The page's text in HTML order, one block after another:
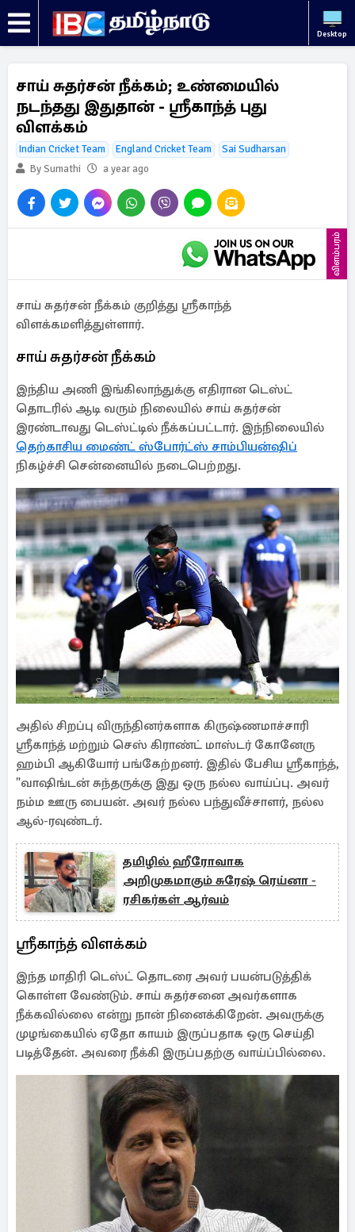
Desktop
சாய் சுதர்சன் நீக்கம்; உண்மையில்
நடந்தது இதுதான் - ஸ்ரீகாந்த் புது
விளக்கம்
Indian Cricket Team England Cricket Team
Sai Sudharsan
By Sumathi
a year ago
விளம்பரம்
சாய் சுதர்சன் நீக்கம் குறித்து ஸ்ரீகாந்த்
விளக்கமளித்துள்ளார்.
சாய் சுதர்சன் நீக்கம்
இந்திய அணி இங்கிலாந்துக்கு எதிரான டெஸ்ட்
தொடரில் ஆடி வரும் நிலையில் சாய் சுதர்சன்
இரண்டாவது டெஸ்ட்டில் நீக்கப்பட்டார். இந்நிலையில்
தெற்காசிய மைண்ட் ஸ்போர்ட்ஸ் சாம்பியன்ஷிப்
நிகழ்ச்சி சென்னையில் நடைபெற்றது.
அதில் சிறப்பு விருந்தினர்களாக கிருஷ்ணமாச்சாரி
ஸ்ரீகாந்த் மற்றும் செஸ் கிராண்ட் மாஸ்டர் கோனேரு
ஹம்பி ஆகியோர் பங்கேற்றனர். இதில் பேசிய ஸ்ரீகாந்த்,
"வாஷிங்டன் சுந்தருக்கு இது ஒரு நல்ல வாய்ப்பு. அவர்
நம்ம ஊரு பையன். அவர் நல்ல பந்துவீச்சாளர், நல்ல
ஆல்-ரவுண்டர்.
தமிழில் ஹீரோவாக
அறிமுகமாகும் சுரேஷ் ரெய்னா -
ரசிகர்கள் ஆர்வம்
ஸ்ரீகாந்த் விளக்கம்
இந்த மாதிரி டெஸ்ட் தொடரை அவர் பயன்படுத்திக்
கொள்ள வேண்டும். சாய் சுதர்சனை அவர்களாக
நீக்கவில்லை என்று நான் நினைக்கிறேன். அவருக்கு
முழங்கையில் ஏதோ காயம் இருப்பதாக ஒரு செய்தி
படித்தேன். அவரை நீக்கி இருப்பதற்கு வாய்ப்பில்லை.